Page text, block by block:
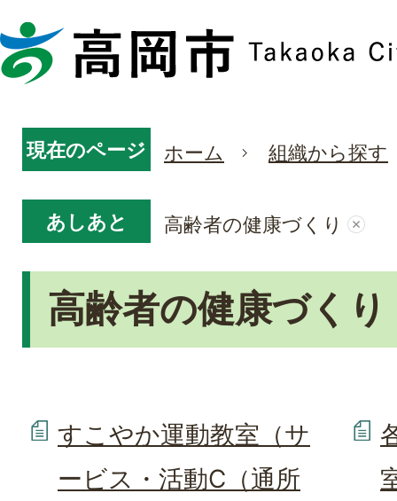
現在のページ ホーム 組織から探す
あしあと 高齢者の健康づくり
高齢者の健康づくり
すこやか運動教室（サ
ービス・活動C（通所